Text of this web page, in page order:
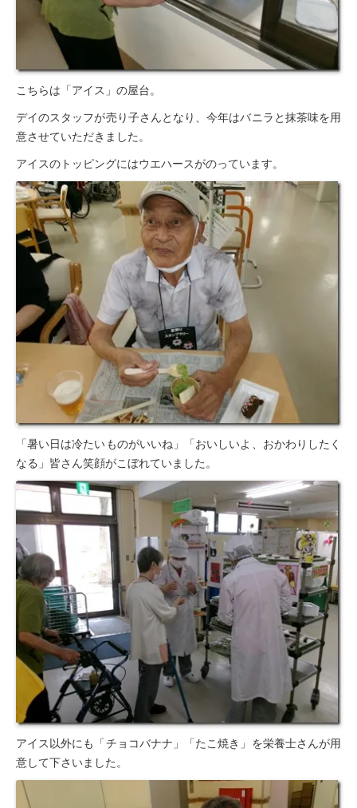
こちらは「アイス」の屋台。
デイのスタッフが売り子さんとなり、今年はバニラと抹茶味を用
意させていただきました。
アイスのトッピングにはウエハースがのっています。
「暑い日は冷たいものがいいね」「おいしいよ、おかわりしたく
なる」皆さん笑顔がこぼれていました。
アイス以外にも「チョコバナナ」「たこ焼き」を栄養士さんが用
意して下さいました。